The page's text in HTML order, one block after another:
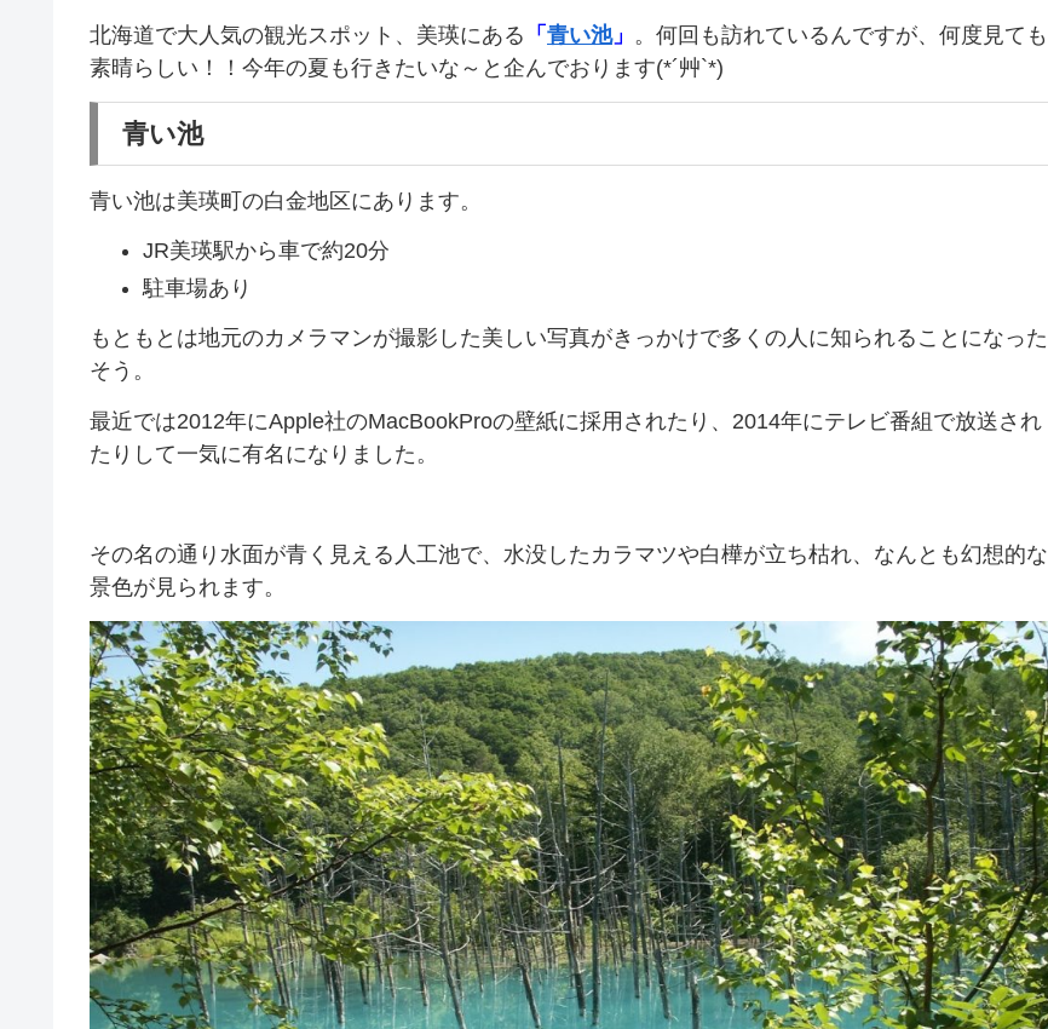
北海道で大人気の観光スポット、美瑛にある 「 青い池」 。何回も訪れているんですが、何度見ても
素晴らしい！！今年の夏も行きたいな～と企んでおります(*´艸`*)
青い池
青い池は美瑛町の白金地区にあります。
JR美瑛駅から車で約20分
駐車場あり
もともとは地元のカメラマンが撮影した美しい写真がきっかけで多くの人に知られることになった
そう。
最近では2012年にApple社のMacBookProの壁紙に採用されたり、2014年にテレビ番組で放送され
たりして一気に有名になりました。
その名の通り水面が青く見える人工池で、水没したカラマツや白樺が立ち枯れ、なんとも幻想的な
景色が見られます。